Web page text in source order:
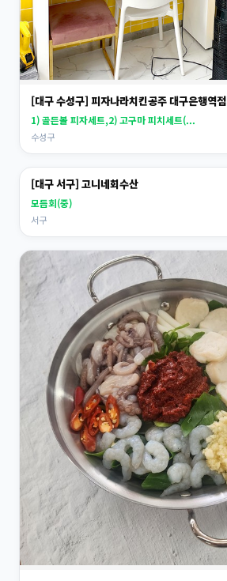
[대구 수성구] 피자나라치킨공주 대구은행역점
1) 골든볼 피자세트,2) 고구마 피치세트(...
수성구
[대구 서구] 고니네회수산
모듬회(중)
서구